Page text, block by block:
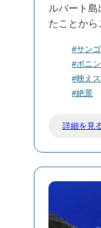
ルバート
たことか
がる美し
魚を見ら
めです。
星空の名
#サン
#ボニ
#映え
#絶景
詳細を見